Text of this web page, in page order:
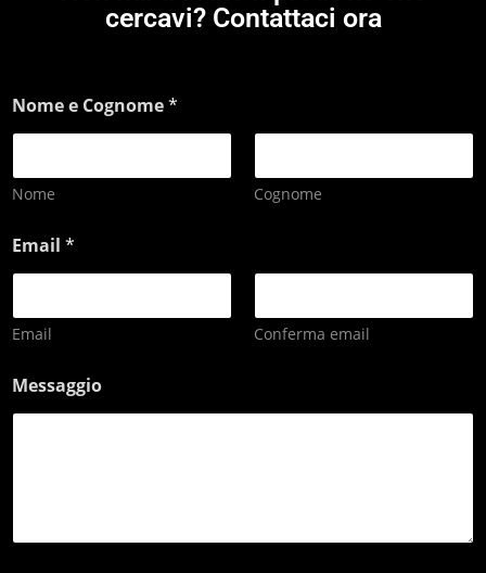
cercavi? Contattaci ora
Nome e Cognome*
Nome Cognome
Email *
Email Conferma email
Messaggio